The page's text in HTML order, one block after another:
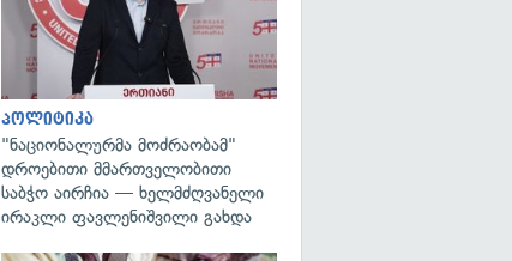
პოლიტიკა
"ნაციონალურმა მოძრაობამ"
დროებითი მმართველობითი
საბჭო აირჩია — ხელმძღვანელი
ირაკლი ფავლენიშვილი გახდა